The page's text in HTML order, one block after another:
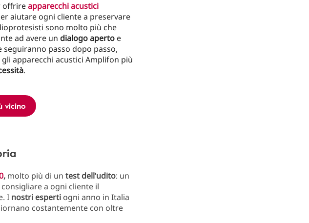
offrireapparecchi acustici
aiutare ogni cliente a preservare
sono molto più che
ad avere un dialogo apertoe
seguiranno passo dopo passo,
apparecchi acustici Amplifon più
.
vicino
, molto più di un test dell’udito: un
a ogni cliente il
I nostri esperti ogni anno in Italia
costantemente con oltre